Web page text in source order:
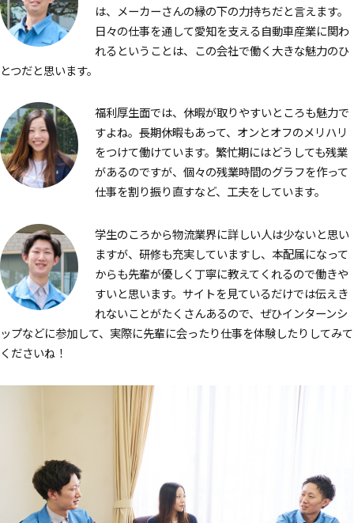
は、メーカーさんの縁の下の力持ちだと言えます。
日々の仕事を通して愛知を支える自動車産業に関わ
れるということは、この会社で働く大きな魅力のひ
とつだと思います。
福利厚生面では、休暇が取りやすいところも魅力で
すよね。長期休暇もあって、オンとオフのメリハリ
をつけて働けています。繁忙期にはどうしても残業
があるのですが、個々の残業時間のグラフを作って
仕事を割り振り直すなど、工夫をしています。
学生のころから物流業界に詳しい人は少ないと思い
ますが、研修も充実していますし、本配属になって
からも先輩が優しく丁寧に教えてくれるので働きや
すいと思います。サイトを見ているだけでは伝えき
れないことがたくさんあるので、ぜひインターンシ
ップなどに参加して、実際に先輩に会ったり仕事を体験したりしてみて
くださいね！